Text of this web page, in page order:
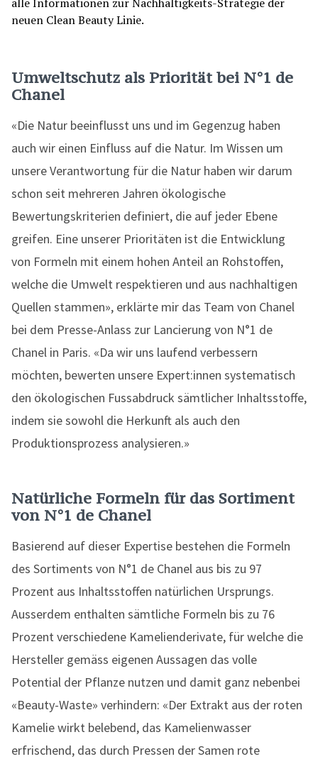
Umweltschutz als Priorität bei N°1 de
Chanel
«Die Natur beeinflusst uns und im Gegenzug haben
auch wir einen Einfluss auf die Natur. Im Wissen um
unsere Verantwortung für die Natur haben wir darum
schon seit mehreren Jahren ökologische
Bewertungskriterien definiert, die auf jeder Ebene
greifen. Eine unserer Prioritäten ist die Entwicklung
von Formeln mit einem hohen Anteil an Rohstoffen,
welche die Umwelt respektieren und aus nachhaltigen
Quellen stammen», erklärte mir das Team von Chanel
bei dem Presse-Anlass zur Lancierung von N°1 de
Chanel in Paris. «Da wir uns laufend verbessern
möchten, bewerten unsere Expert:innen systematisch
den ökologischen Fussabdruck sämtlicher Inhaltsstoffe,
indem sie sowohl die Herkunft als auch den
Produktionsprozess analysieren.»
Natürliche Formeln für das Sortiment
von N°1 de Chanel
Basierend auf dieser Expertise bestehen die Formeln
des Sortiments von N°1 de Chanel aus bis zu 97
Prozent aus Inhaltsstoffen natürlichen Ursprungs.
Ausserdem enthalten sämtliche Formeln bis zu 76
Prozent verschiedene Kamelienderivate, für welche die
Hersteller gemäss eigenen Aussagen das volle
Potential der Pflanze nutzen und damit ganz nebenbei
«Beauty-Waste» verhindern: «Der Extrakt aus der roten
Kamelie wirkt belebend, das Kamelienwasser
erfrischend, das durch Pressen der Samen rote